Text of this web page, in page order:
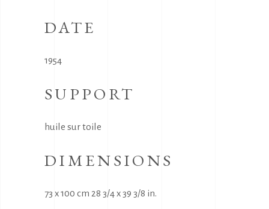
DATE
1954
SUPPORT
huile sur toile
DIMENSIONS
73 x 100 cm 28 3/4 x 39 3/8 in.